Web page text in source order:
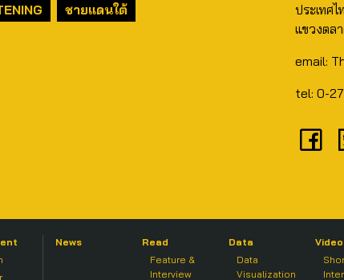
ชายแดนใต้
ประเทศ
แขวงตล
email:
tel: 0-
News
Read
Feature &
Interview
Data
Data
Visualization
Video